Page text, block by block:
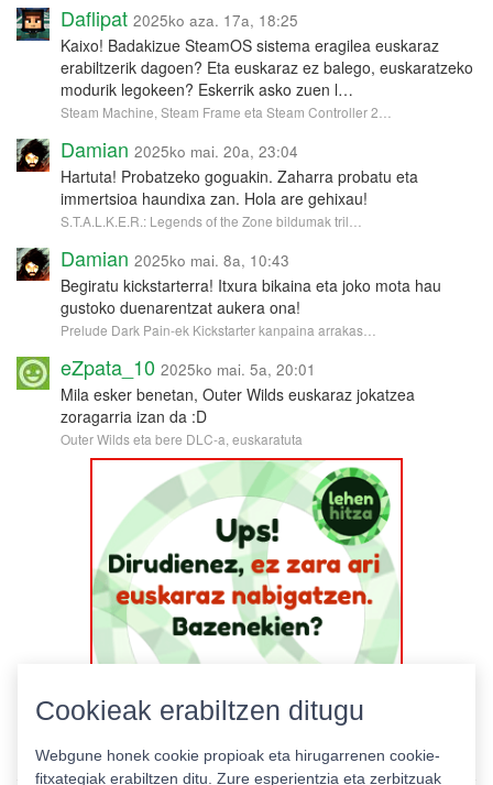
Daflipat 2025ko aza. 17a, 18:25
Kaixo! Badakizue SteamOS sistema eragilea euskaraz
erabiltzerik dagoen? Eta euskaraz ez balego, euskaratzeko
modurik legokeen? Eskerrik asko zuen l…
Steam Machine, Steam Frame eta Steam Controller 2…
Damian 2025ko mai. 20a, 23:04
Hartuta! Probatzeko goguakin. Zaharra probatu eta
immertsioa haundixa zan. Hola are gehixau!
S.T.A.L.K.E.R.: Legends of the Zone bildumak tril…
Damian 2025ko mai. 8a, 10:43
Begiratu kickstarterra! Itxura bikaina eta joko mota hau
gustoko duenarentzat aukera ona!
Prelude Dark Pain-ek Kickstarter kanpaina arrakas…
eZpata_10 2025ko mai. 5a, 20:01
Mila esker benetan, Outer Wilds euskaraz jokatzea
zoragarria izan da :D
Outer Wilds eta bere DLC-a, euskaratuta
Cookieak erabiltzen ditugu
Webgune honek cookie propioak eta hirugarrenen cookie-
fitxategiak erabiltzen ditu. Zure esperientzia eta zerbitzuak